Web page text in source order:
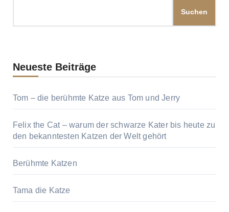
Suchen
Neueste Beiträge
Tom – die berühmte Katze aus Tom und Jerry
Felix the Cat – warum der schwarze Kater bis heute zu
den bekanntesten Katzen der Welt gehört
Berühmte Katzen
Tama die Katze